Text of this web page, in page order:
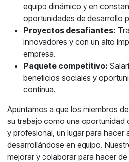
equipo dinámico y en
oportunidades de desarrollo
Proyectos desafiantes:
innovadores y con un alto
empresa.
Paquete competitivo:
beneficios sociales y
continua.
Apuntamos a que los miembros
su trabajo como una oportunidad
y profesional, un lugar para hacer
desarrollándose en equipo.
mejorar y colaborar para hacer